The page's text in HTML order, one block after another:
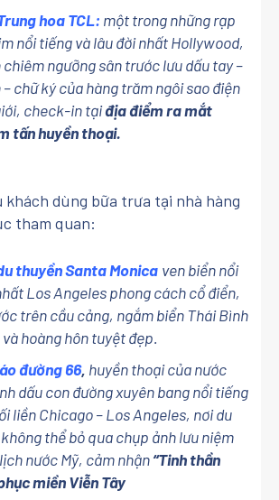
hoa TCL: một trong những rạp
nổi tiếng và lâu đời nhất Hollywood,
ngưỡng sân trước lưu dấu tay –
chữ ký của hàng trăm ngôi sao điện
check-in tạiđịa điểm ra mắt
tấn huyền thoại.
khách dùng bữa trưa tại nhà hàng
tham quan:
thuyền Santa Monica ven biển nổi
Los Angeles phong cách cổ điển,
trên cầu cảng, ngắm biển Thái Bình
hoàng hôn tuyệt đẹp.
đường 66, huyền thoại của nước
dấu con đường xuyên bang nổi tiếng
liền Chicago – Los Angeles, nơi du
thể bỏ qua chụp ảnh lưu niệm
nước Mỹ, cảm nhận“Tinh thần
miền Viễn Tây